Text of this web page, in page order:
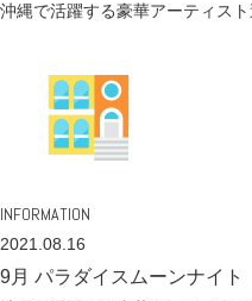
沖縄で活躍する豪華アーティス
INFORMATION
2021.08.16
9月 パラダイスムーンナイト